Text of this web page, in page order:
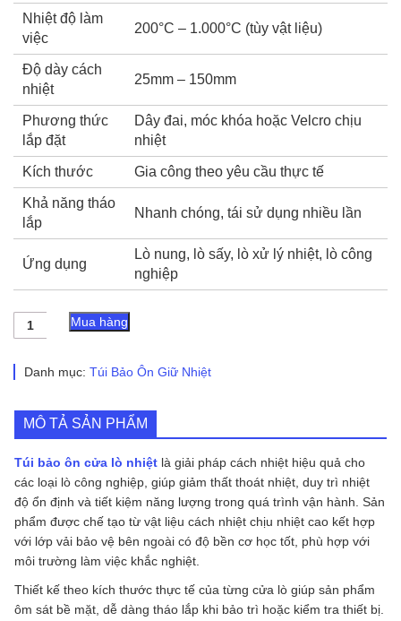
Nhiệt độ làm
việc
200°C – 1.000°C (tùy vật liệu)
Độ dày cách
nhiệt
25mm – 150mm
Phương thức
lắp đặt
Dây đai, móc khóa hoặc Velcro chịu
nhiệt
Kích thước Gia công theo yêu cầu thực tế
Khả năng tháo
lắp
Nhanh chóng, tái sử dụng nhiều lần
Ứng dụng
Lò nung, lò sấy, lò xử lý nhiệt, lò công
nghiệp
Túi
Bảo
Cửa
Lò
số
lượng
Mua hàng
Danh mục: Túi Bảo Ôn Giữ Nhiệt
MÔ TẢ SẢN PHẨM
Túi bảo ôn cửa lò nhiệt là giải pháp cách nhiệt hiệu quả cho
các loại lò công nghiệp, giúp giảm thất thoát nhiệt, duy trì nhiệt
độ ổn định và tiết kiệm năng lượng trong quá trình vận hành. Sản
phẩm được chế tạo từ vật liệu cách nhiệt chịu nhiệt cao kết hợp
với lớp vải bảo vệ bên ngoài có độ bền cơ học tốt, phù hợp với
môi trường làm việc khắc nghiệt.
Thiết kế theo kích thước thực tế của từng cửa lò giúp sản phẩm
ôm sát bề mặt, dễ dàng tháo lắp khi bảo trì hoặc kiểm tra thiết bị.